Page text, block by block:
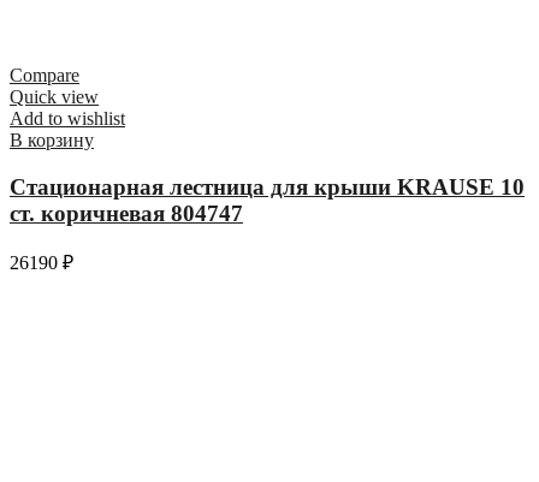
Compare
Quick view
Add to wishlist
В корзину
Стационарная лестница для крыши KRAUSE 10
ст. коричневая 804747
26190 ₽